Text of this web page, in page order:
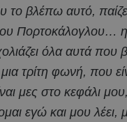
το βλέπω αυτό,
Πορτοκάλογλου… η
όλα αυτά που
τρίτη φωνή, που
μες στο κεφάλι μου,
εγώ και μου λέει,